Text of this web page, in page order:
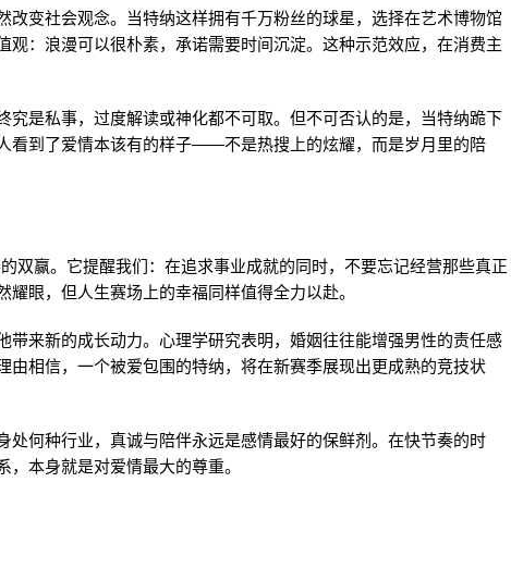
改变社会观念。当特纳这样拥有千万粉丝的球星，选择在艺术博物馆
：浪漫可以很朴素，承诺需要时间沉淀。这种示范效应，在消费主
究是私事，过度解读或神化都不可取。但不可否认的是，当特纳跪下
看到了爱情本该有的样子——不是热搜上的炫耀，而是岁月里的陪
双赢。它提醒我们：在追求事业成就的同时，不要忘记经营那些真正
眼，但人生赛场上的幸福同样值得全力以赴。
带来新的成长动力。心理学研究表明，婚姻往往能增强男性的责任感
由相信，一个被爱包围的特纳，将在新赛季展现出更成熟的竞技状
处何种行业，真诚与陪伴永远是感情最好的保鲜剂。在快节奏的时
本身就是对爱情最大的尊重。